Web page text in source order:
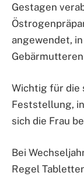
Gestagen
angewendet,
Wichtig für die
Feststellung,
sich die Frau
Bei
Regel